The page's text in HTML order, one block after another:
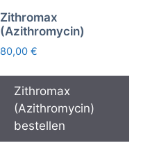
Zithromax
(Azithromycin)
80,00 €
Zithromax
(Azithromycin)
bestellen